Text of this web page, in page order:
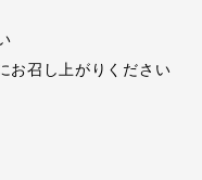
お召し上がりください